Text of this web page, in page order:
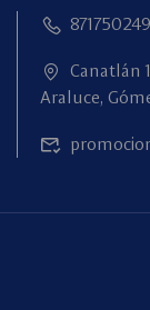
Canatlán
Araluce,